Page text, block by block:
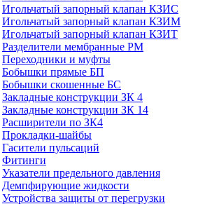
Игольчатый запорный клапан КЗИС
Игольчатый запорный клапан КЗИМ
Игольчатый запорный клапан КЗИТ
Разделители мембранные РМ
Переходники и муфты
Бобышки прямые БП
Бобышки скошенные БС
Закладные конструкции ЗК 4
Закладные конструкции ЗК 14
Расширители по ЗК4
Прокладки-шайбы
Гасители пульсаций
Фитинги
Указатели предельного давления
Демпфирующие жидкости
Устройства защиты от перегрузки